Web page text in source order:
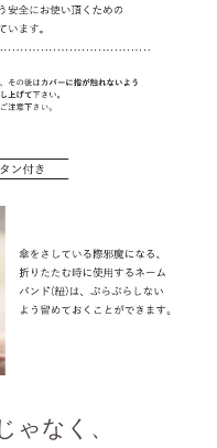
ゃなく、